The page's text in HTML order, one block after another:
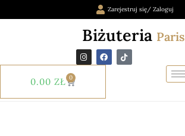
Zarejestruj się/ Zaloguj
Biżuteria Paris
0.00 ZŁ 0